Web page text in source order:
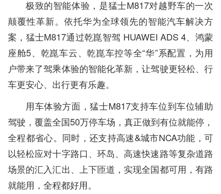
极致的智能体验，是猛士M817对越野车的一次
颠覆性革新。依托华为全球领先的智能汽车解决方
案，猛士M817通过乾崑智驾 HUAWEI ADS 4、鸿蒙
座舱5、乾崑车云、乾崑车控等全“华”系配置，为用
户带来了驾乘体验的智能化革新，让驾驶更轻松、行
车更安心、出行更有乐趣。
用车体验方面，猛士M817支持车位到车位辅助
驾驶，覆盖全国50万停车场，真正做到有位就能停，
全程都省心。同时，还支持高速&城市NCA功能，可
以轻松应对十字路口、环岛、高速快速路等复杂道路
场景的汇入汇出、上下匝道，实现全国都可用，有路
就能用，全程都好用。